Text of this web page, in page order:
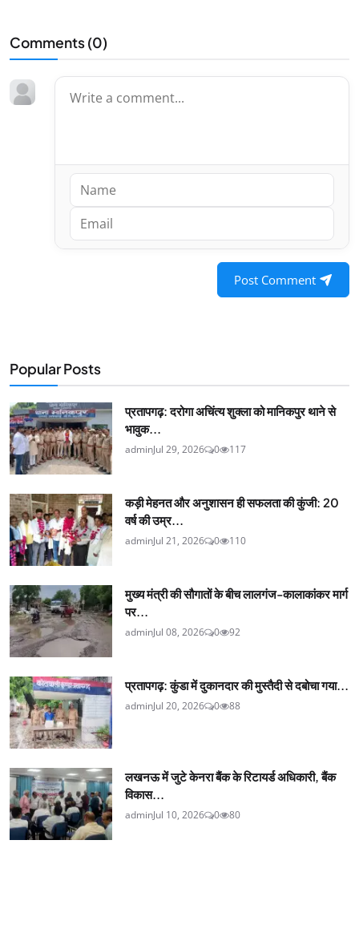
Comments (0)
Post Comment
Popular Posts
प्रतापगढ़: दरोगा अचिंत्य शुक्ला को मानिकपुर थाने से
भावुक...
adminJul 29, 2026 0 117
कड़ी मेहनत और अनुशासन ही सफलता की कुंजी: 20
वर्ष की उम्र...
adminJul 21, 2026 0 110
मुख्य मंत्री की सौगातों के बीच लालगंज-कालाकांकर मार्ग
पर...
adminJul 08, 2026 0 92
प्रतापगढ़: कुंडा में दुकानदार की मुस्तैदी से दबोचा गया...
adminJul 20, 2026 0 88
लखनऊ में जुटे केनरा बैंक के रिटायर्ड अधिकारी, बैंक
विकास...
adminJul 10, 2026 0 80